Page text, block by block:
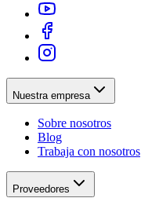
Nuestra empresa
Sobre nosotros
Blog
Trabaja con nosotros
Proveedores